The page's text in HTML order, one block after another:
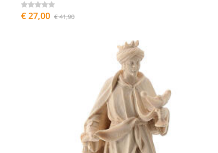
€ 27,00 € 41,90